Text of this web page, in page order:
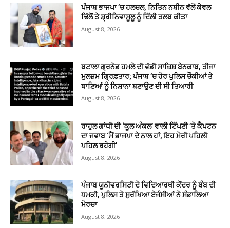
ਪੰਜਾਬ ਭਾਜਪਾ ’ਚ ਹਲਚਲ, ਨਿਤਿਨ ਨਬੀਨ ਵੱਲੋਂ ਕੇਵਲ
ਢਿੱਲੋਂ ਤੇ ਸ਼੍ਰੀਨਿਵਾਸੂਲੂ ਨੂੰ ਦਿੱਲੀ ਤਲਬ ਕੀਤਾ
August 8, 2026
ਬਟਾਲਾ ਗ੍ਰਨੇਡ ਹਮਲੇ ਦੀ ਵੱਡੀ ਸਾਜ਼ਿਸ਼ ਬੇਨਕਾਬ, ਤੀਜਾ
ਮੁਲਜ਼ਮ ਗ੍ਰਿਫ਼ਤਾਰ; ਪੰਜਾਬ ’ਚ ਹੋਰ ਪੁਲਿਸ ਚੌਕੀਆਂ ਤੇ
ਥਾਣਿਆਂ ਨੂੰ ਨਿਸ਼ਾਨਾ ਬਣਾਉਣ ਦੀ ਸੀ ਤਿਆਰੀ
August 8, 2026
ਰਾਹੁਲ ਗਾਂਧੀ ਦੀ ‘ਕੂਲ ਅੰਕਲ’ ਵਾਲੀ ਟਿੱਪਣੀ ’ਤੇ ਕੈਪਟਨ
ਦਾ ਜਵਾਬ ‘ਮੈਂ ਭਾਜਪਾ ਦੇ ਨਾਲ ਹਾਂ, ਇਹ ਮੇਰੀ ਪਹਿਲੀ
ਪਹਿਲ ਰਹੇਗੀ’
August 8, 2026
ਪੰਜਾਬ ਯੂਨੀਵਰਸਿਟੀ ਦੇ ਵਿਦਿਆਰਥੀ ਕੇਂਦਰ ਨੂੰ ਬੰਬ ਦੀ
ਧਮਕੀ, ਪੁਲਿਸ ਤੇ ਸੁਰੱਖਿਆ ਏਜੰਸੀਆਂ ਨੇ ਸੰਭਾਲਿਆ
ਮੋਰਚਾ
August 8, 2026